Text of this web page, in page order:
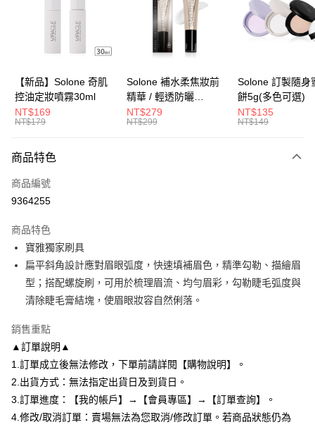
Apple Pay
悠遊付
Google Pay
全盈+PAY
大哥付你分期
【大哥付你分期使用說明】
1.本服務由台灣大哥大提供，台灣大哥大用戶可立即使用無須另外申請。
流程，驗證手機門號後，選擇欲分期的期數、繳款截止日，確認付款後即完
成交易。
3.實際核准額度、可分期數及費用金額請依後續交易確認頁面所載為準。
4.訂單成立30分鐘內，如未前往確認交易或遇審核未通過，訂單將自動取
法說明評估內容。
【繳款方式說明】
醒簡訊。
帳／街口支付／iPASS MONEY」等通路繳費。
【注意事項】
1.本服務係由「台灣大哥大股份有限公司」（以下簡稱本公司）所提供，讓
用戶於交易時，得透過本服務購買商品或服務，並由商店將買賣／分期付款
買賣價金債權讓與本公司後，依約使用本公司帳單繳交帳款。
AFTEE先享後付
【關於「AFTEE先享後付」】
AFTEE先享後付是「在收到商品之後才付款」的支付方式。 讓您購物簡單
便利好安心！
１．簡單：不需註冊會員、不需綁卡、不需儲值。
２．便利：只要手機號碼，簡訊認證，即可結帳。
３．安心：先確認商品／服務後，再付款。
１．於結帳方式選擇「AFTEE先享後付」後，將跳轉至「AFTEE先享後付」
結帳頁面，進行簡訊認證並確認金額後，即可完成結帳。
３．收到繳費通知簡訊後14天內，點擊此簡訊中的連結，可透過四大超商／
ATM／網路銀行／等多元方式進行付款，方視為交易完成。
※ 請注意：結帳手續完成當下不需立刻繳費，但若您需要取消訂單，請聯絡
購買商品的店家。未經商家同意取消之訂單仍視為有效，需透過AFTEE先享
後付繳納相關費用。
ATM付款
全家付款取貨
付款後全家取貨
每筆NT$80，滿NT$699(含以上)免運費
7-11付款取貨
每筆NT$80，滿NT$699(含以上)免運費
【新品】Solone 奇肌
控油定妝噴霧30ml
NT$169
NT$179
Solone 補水柔焦妝前
精華 / 輕透防曬
SPF40★★★★(30ml)
NT$279
NT$299
Solone 訂製隨身
餅5g(多色可選)
NT$135
NT$149
商品特色
商品編號
9364255
商品特色
寶雅獨家刷具
扁平斜角設計應對眉眼弧度，快速填補眉色，精準勾勒、描繪眉
型；搭配螺旋刷，可用於梳理眉流、均勻眉彩，勾勒睫毛弧度與
清除睫毛膏結塊，使眉眼妝容自然俐落。
銷售重點
▲訂單說明▲
1.訂單成立後無法修改，下單前請詳閱【購物說明】。
2.出貨方式：無法指定出貨日及到貨日。
3.訂單進度：【我的帳戶】→【會員專區】→【訂單查詢】。
4.修改/取消訂單：賣場無法為您取消/修改訂單。若商品狀態仍為